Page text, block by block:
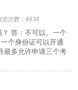
览次数：4934
答：不可以。一个
个身份证可以开通
最多允许申请三个考